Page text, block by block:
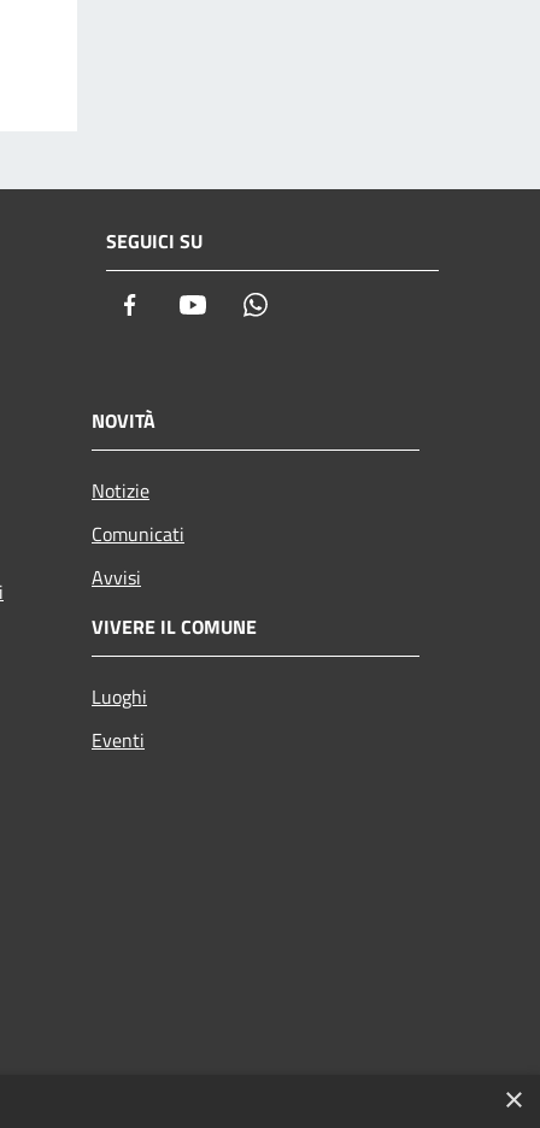
SEGUICI SU
Facebook Youtube
NOVITÀ
Notizie
Comunicati
Avvisi
VIVERE IL COMUNE
Luoghi
Eventi
×